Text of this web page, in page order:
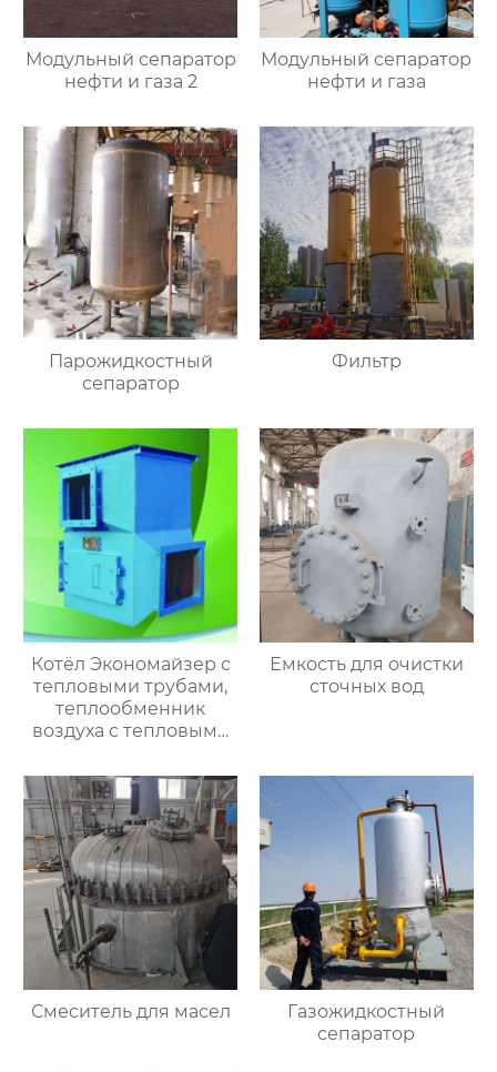
Модульный сепаратор
нефти и газа 2
Модульный сепаратор
нефти и газа
Парожидкостный
сепаратор
Фильтр
Котёл Экономайзер с
тепловыми трубами,
теплообменник
воздуха с тепловыми
Емкость для очистки
сточных вод
Смеситель для масел
Газожидкостный
сепаратор